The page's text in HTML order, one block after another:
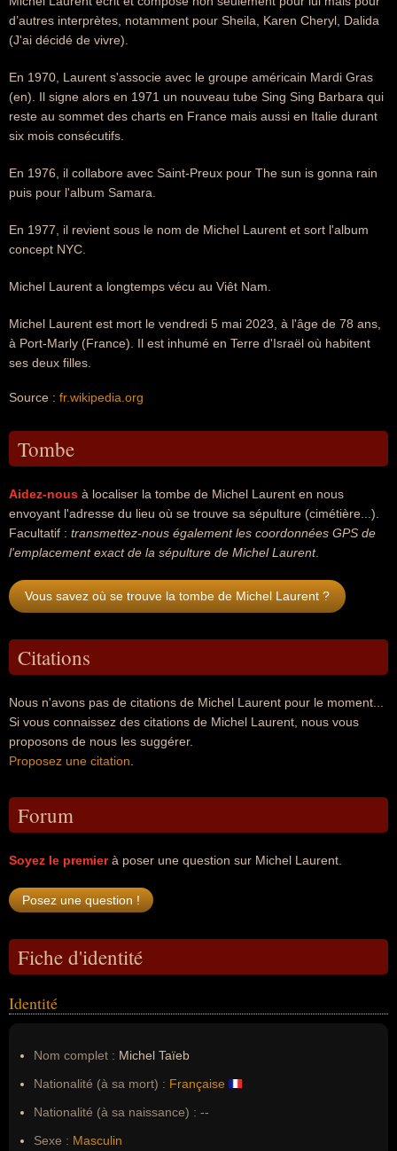
d’autres interprètes, notamment pour Sheila, Karen Cheryl, Dalida
(J'ai décidé de vivre).
En 1970, Laurent s'associe avec le groupe américain Mardi Gras
(en). Il signe alors en 1971 un nouveau tube Sing Sing Barbara qui
reste au sommet des charts en France mais aussi en Italie durant
six mois consécutifs.
En 1976, il collabore avec Saint-Preux pour The sun is gonna rain
puis pour l'album Samara.
En 1977, il revient sous le nom de Michel Laurent et sort l'album
concept NYC.
Michel Laurent a longtemps vécu au Viêt Nam.
Michel Laurent est mort le vendredi 5 mai 2023, à l'âge de 78 ans,
à Port-Marly (France). Il est inhumé en Terre d'Israël où habitent
ses deux filles.
Source : fr.wikipedia.org
Tombe
Aidez-nous à localiser la tombe de Michel Laurent en nous
envoyant l'adresse du lieu où se trouve sa sépulture (cimétière...).
Facultatif : transmettez-nous également les coordonnées GPS de
l'emplacement exact de la sépulture de Michel Laurent.
Vous savez où se trouve la tombe de Michel Laurent ?
Citations
Nous n'avons pas de citations de Michel Laurent pour le moment...
Si vous connaissez des citations de Michel Laurent, nous vous
proposons de nous les suggérer.
Proposez une citation
Forum
Soyez le premierà poser une question sur Michel Laurent.
Fiche d'identité
Identité
Nom complet : Michel Taïeb
Nationalité (à sa mort) : Française
Nationalité (à sa naissance) : --
Sexe : Masculin